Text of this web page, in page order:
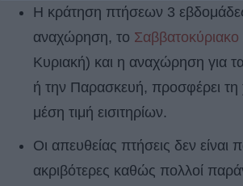
Η κράτηση πτήσεων 3
αναχώρηση, το Σαββατοκύριακο
Κυριακή) και η αναχώρηση για
ή την Παρασκευή, προσφέρει τη
μέση τιμή εισιτηρίων.
Οι απευθείας πτήσεις δεν είναι
ακριβότερες καθώς πολλοί